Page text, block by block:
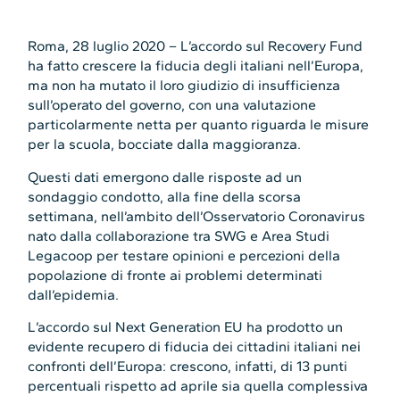
Roma, 28 luglio 2020 – L’accordo sul Recovery Fund
ha fatto crescere la fiducia degli italiani nell’Europa,
ma non ha mutato il loro giudizio di insufficienza
sull’operato del governo, con una valutazione
particolarmente netta per quanto riguarda le misure
per la scuola, bocciate dalla maggioranza.
Questi dati emergono dalle risposte ad un
sondaggio condotto, alla fine della scorsa
settimana, nell’ambito dell’Osservatorio Coronavirus
nato dalla collaborazione tra SWG e Area Studi
Legacoop per testare opinioni e percezioni della
popolazione di fronte ai problemi determinati
dall’epidemia.
L’accordo sul Next Generation EU ha prodotto un
evidente recupero di fiducia dei cittadini italiani nei
confronti dell’Europa: crescono, infatti, di 13 punti
percentuali rispetto ad aprile sia quella complessiva